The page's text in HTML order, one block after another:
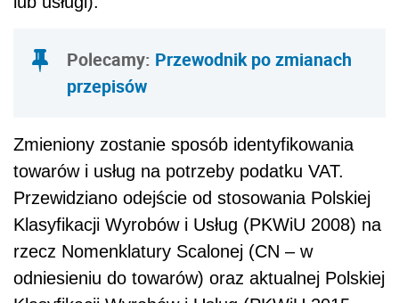
Polecamy: Przewodnik po zmianach
przepisów
Zmieniony zostanie sposób identyfikowania
towarów i usług na potrzeby podatku VAT.
Przewidziano odejście od stosowania Polskiej
Klasyfikacji Wyrobów i Usług (PKWiU 2008) na
rzecz Nomenklatury Scalonej (CN – w
odniesieniu do towarów) oraz aktualnej Polskiej